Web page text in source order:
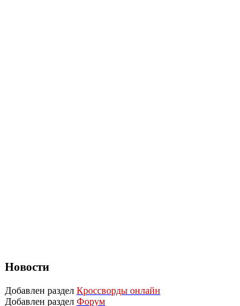
Новости
Добавлен раздел Кроссворды онлайн
Добавлен раздел Форум